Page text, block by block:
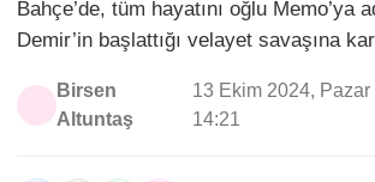
Bahçe’de, tüm hayatını oğlu Memo’ya
Demir’in başlattığı velayet savaşına
Birsen
Altuntaş
13 Ekim 2024, Pazar
14:21